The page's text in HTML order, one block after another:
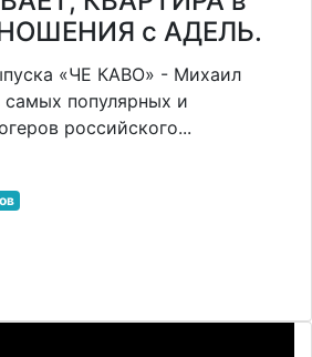
с АДЕЛЬ.
«ЧЕ КАВО» - Михаил
популярных и
российского...